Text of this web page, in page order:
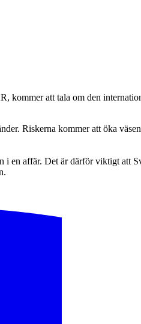
kommer att tala om den
Riskerna kommer att öka
en affär. Det är därför viktigt att